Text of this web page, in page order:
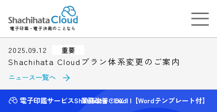
電子印鑑・電子決裁のことなら
2025.09.12 重要
Shachihata Cloudプラン体系変更のご案内
ニュース一覧へ
電子印鑑サービスShatihata Cloud
業務改善・DX 【Wordテンプレート付】